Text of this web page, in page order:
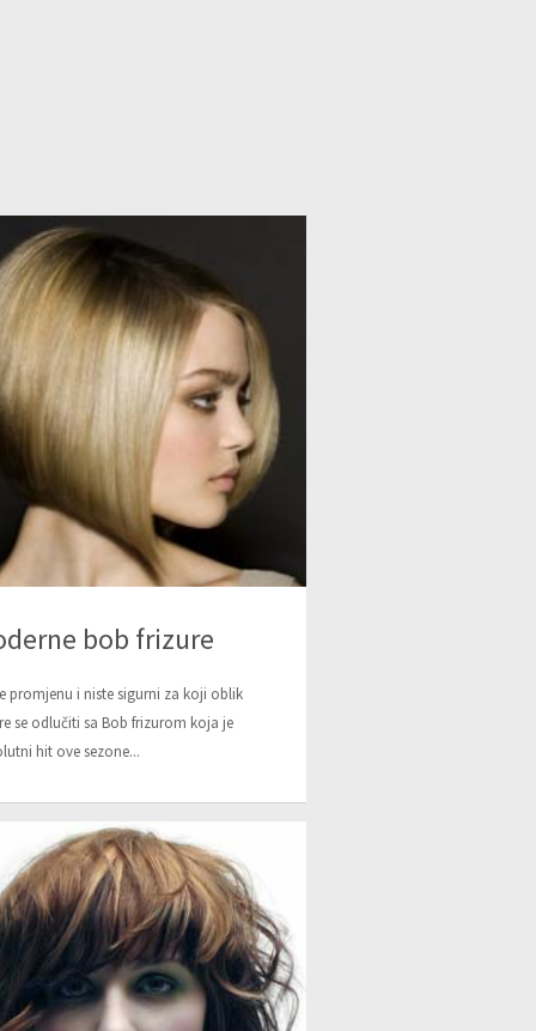
bob frizure
promjenu i niste sigurni za koji oblik
se odlučiti sa Bob frizurom koja je
hit ove sezone...